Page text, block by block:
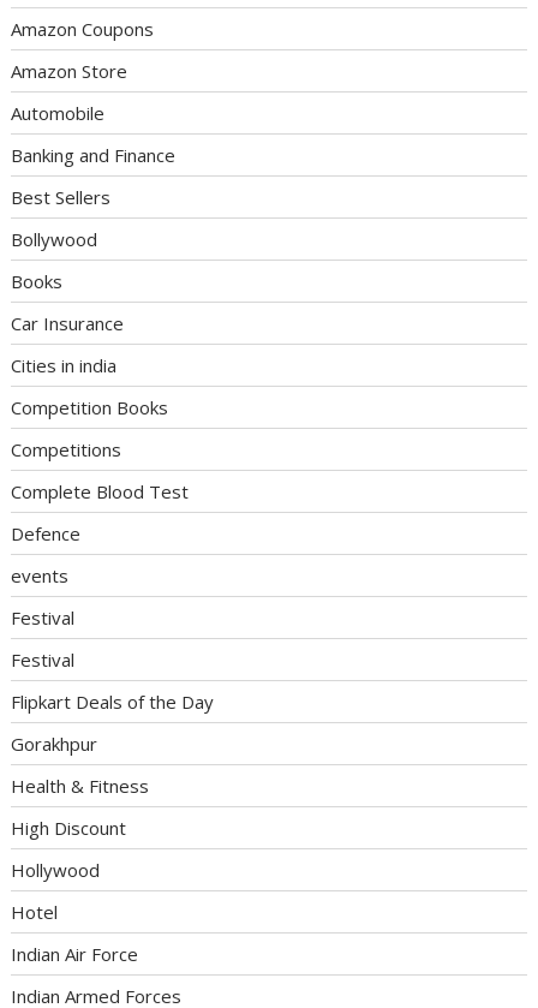
Amazon Coupons
Amazon Store
Automobile
Banking and Finance
Best Sellers
Bollywood
Books
Car Insurance
Cities in india
Competition Books
Competitions
Complete Blood Test
Defence
events
Festival
Festival
Flipkart Deals of the Day
Gorakhpur
Health & Fitness
High Discount
Hollywood
Hotel
Indian Air Force
Indian Armed Forces